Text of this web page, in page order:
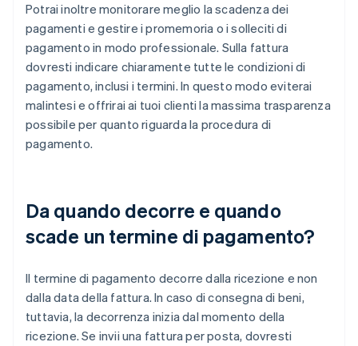
Potrai inoltre monitorare meglio la scadenza dei
pagamenti e gestire i promemoria o i solleciti di
pagamento in modo professionale. Sulla fattura
dovresti indicare chiaramente tutte le condizioni di
pagamento, inclusi i termini. In questo modo eviterai
malintesi e offrirai ai tuoi clienti la massima trasparenza
possibile per quanto riguarda la procedura di
pagamento.
Da quando decorre e quando
scade un termine di pagamento?
Il termine di pagamento decorre dalla ricezione e non
dalla data della fattura. In caso di consegna di beni,
tuttavia, la decorrenza inizia dal momento della
ricezione. Se invii una fattura per posta, dovresti